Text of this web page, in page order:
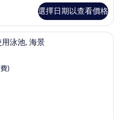
選擇日期以查看價格
尊榮客房, 1 張特大雙人床, 可使用泳
用泳池, 海景
)